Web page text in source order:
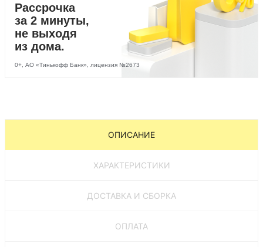
Рассрочка
за 2 минуты,
не выходя
из дома.
0+, АО «Тинькофф Банк», лицензия №2673
ОПИСАНИЕ
ХАРАКТЕРИСТИКИ
ДОСТАВКА И СБОРКА
ОПЛАТА